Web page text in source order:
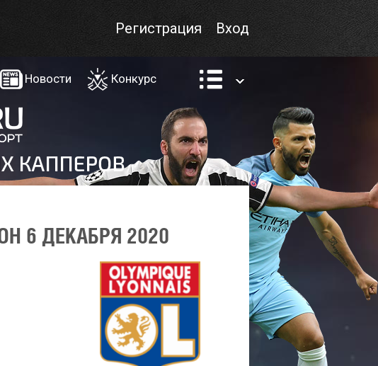
Вход
Регистрация
Новости Конкурс
6 ДЕКАБРЯ 2020